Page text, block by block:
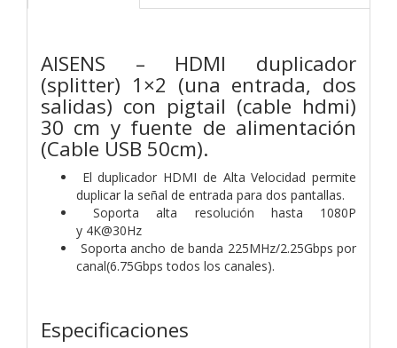
AISENS – HDMI duplicador
(splitter) 1×2 (una entrada, dos
salidas) con pigtail (cable hdmi)
30 cm y fuente de alimentación
(Cable USB 50cm).
El duplicador HDMI de Alta Velocidad permite
duplicar la señal de entrada para dos pantallas.
Soporta alta resolución hasta 1080P
y 4K@30Hz
Soporta ancho de banda 225MHz/2.25Gbps por
canal(6.75Gbps todos los canales).
Especificaciones